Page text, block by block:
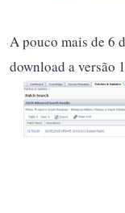
A pouco mais de 6
download a versão